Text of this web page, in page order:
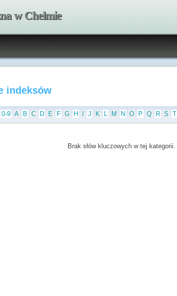
w Chełmie
indeksów
0-9 A B C D E F G H J K L M N O P Q R S T
Brak słów kluczowych w tej kategorii.